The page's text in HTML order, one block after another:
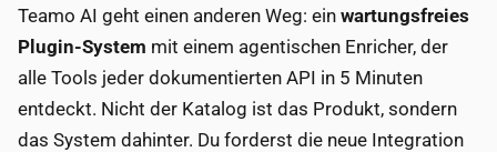
Teamo AI geht einen anderen Weg: ein wartungsfreies
Plugin-System mit einem agentischen Enricher, der
alle Tools jeder dokumentierten API in 5 Minuten
entdeckt. Nicht der Katalog ist das Produkt, sondern
das System dahinter. Du forderst die neue Integration